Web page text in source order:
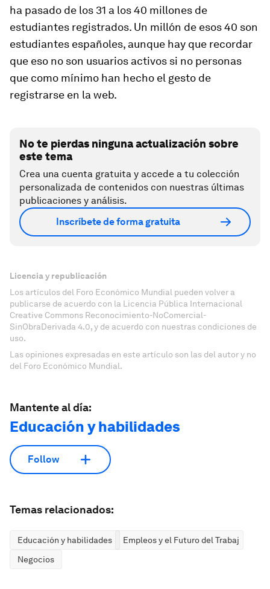
ha pasado de los 31 a los 40 millones de
estudiantes registrados. Un millón de esos 40 son
estudiantes españoles, aunque hay que recordar
que eso no son usuarios activos si no personas
que como mínimo han hecho el gesto de
registrarse en la web.
No te pierdas ninguna actualización sobre
este tema
Crea una cuenta gratuita y accede a tu colección
personalizada de contenidos con nuestras últimas
publicaciones y análisis.
Inscríbete de forma gratuita
Licencia y republicación
Los artículos del Foro Económico Mundial pueden volver a
publicarse de acuerdo con la Licencia Pública Internacional
Creative Commons Reconocimiento-NoComercial-
SinObraDerivada 4.0, y de acuerdo con nuestras condiciones de
uso.
Las opiniones expresadas en este artículo son las del autor y no
del Foro Económico Mundial.
Mantente al día:
Educación y habilidades
Follow
Temas relacionados:
Educación y habilidades
Empleos y el Futuro del Trabajo
Negocios